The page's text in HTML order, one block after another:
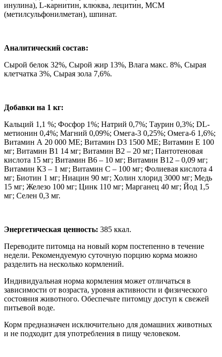
инулина), L-карнитин, клюква, лецитин, МСМ
(метилсульфонилметан), шпинат.
Аналитический состав:
Сырой белок 32%, Сырой жир 13%, Влага макс. 8%, Сырая
клетчатка 3%, Сырая зола 7,6%.
Добавки на 1 кг:
Кальций 1,1 %; Фосфор 1%; Натрий 0,7%; Таурин 0,3%; DL-
метионин 0,4%; Магний 0,09%; Омега-3 0,25%; Омега-6 1,6%;
Витамин А 20 000 МЕ; Витамин D3 1500 МЕ; Витамин Е 100
мг; Витамин В1 14 мг; Витамин В2 – 20 мг; Пантотеновая
кислота 15 мг; Витамин В6 – 10 мг; Витамин В12 – 0,09 мг;
Витамин К3 – 1 мг; Витамин С – 100 мг; Фолиевая кислота 4
мг; Биотин 1 мг; Ниацин 90 мг; Холин хлорид 3000 мг; Медь
15 мг; Железо 100 мг; Цинк 110 мг; Марганец 40 мг; Йод 1,5
мг; Селен 0,3 мг.
Энергетическая ценность: 385 ккал.
Переводите питомца на новый корм постепенно в течение
недели. Рекомендуемую суточную порцию корма можно
разделить на несколько кормлений.
Индивидуальная норма кормления может отличаться в
зависимости от возраста, уровня активности и физического
состояния животного. Обеспечьте питомцу доступ к свежей
питьевой воде.
Корм предназначен исключительно для домашних животных
и не подходит для употребления в пищу человеком.